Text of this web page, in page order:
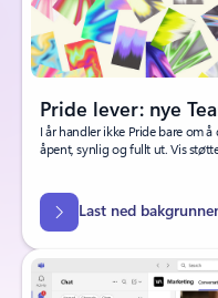
Pride lever: nye
I år handler ikke Pride bare om
åpent, synlig og fullt ut. Vis
Last ned